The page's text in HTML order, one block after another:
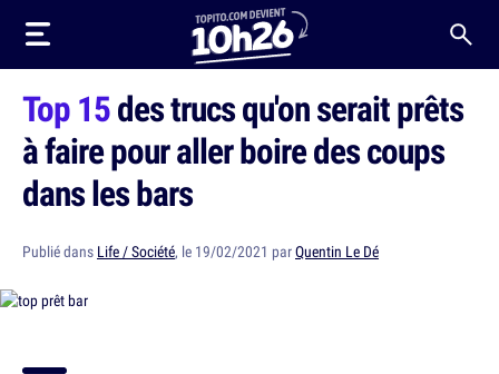
Top 15des trucs qu'on serait prêts
à faire pour aller boire des coups
dans les bars
Publié dans Life / Société, le 19/02/2021 parQuentin Le Dé